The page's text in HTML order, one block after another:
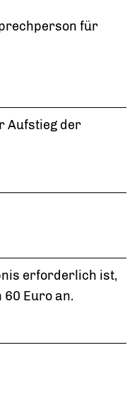
für
Aufstieg der
erforderlich ist,
60 Euro an.